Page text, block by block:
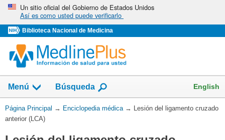
Omita
vaya
al
Contenido
Un sitio oficial del Gobierno de Estados Unidos
Así es como usted puede verificarlo
Biblioteca Nacional de Medicina
Menú Búsqueda English
Usted
está
Página Principal → Enciclopedia médica → Lesión del ligamento cruzado
anterior (LCA)